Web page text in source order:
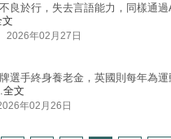
良於行，失去言語能力，同樣通
文
2026年02月27日
選手終身養老金，英國則每年為
全文
年02月26日